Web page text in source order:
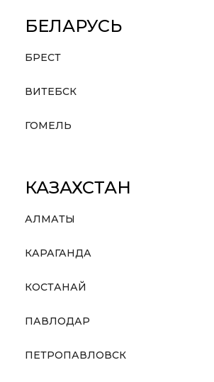
БЕЛАРУСЬ
БРЕСТ
ВИТЕБСК
ГОМЕЛЬ
КАЗАХСТАН
АЛМАТЫ
КАРАГАНДА
КОСТАНАЙ
ПАВЛОДАР
ПЕТРОПАВЛОВСК